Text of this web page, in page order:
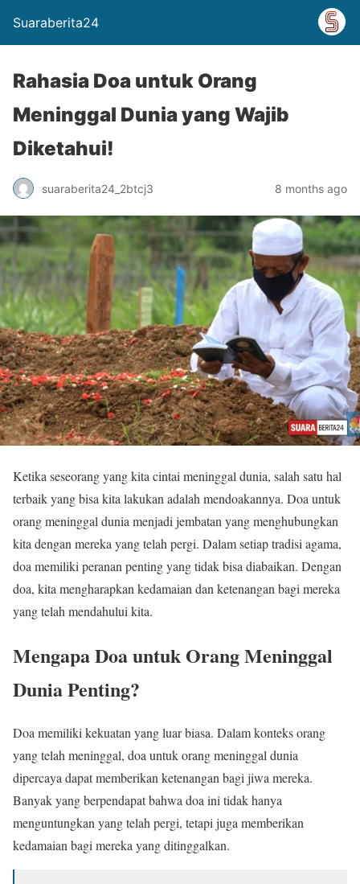
Suaraberita24
Rahasia Doa untuk Orang
Meninggal Dunia yang Wajib
Diketahui!
suaraberita24_2btcj3 8 months ago
Ketika seseorang yang kita cintai meninggal dunia, salah satu hal
terbaik yang bisa kita lakukan adalah mendoakannya. Doa untuk
orang meninggal dunia menjadi jembatan yang menghubungkan
kita dengan mereka yang telah pergi. Dalam setiap tradisi agama,
doa memiliki peranan penting yang tidak bisa diabaikan. Dengan
doa, kita mengharapkan kedamaian dan ketenangan bagi mereka
yang telah mendahului kita.
Mengapa Doa untuk Orang Meninggal
Dunia Penting?
Doa memiliki kekuatan yang luar biasa. Dalam konteks orang
yang telah meninggal, doa untuk orang meninggal dunia
dipercaya dapat memberikan ketenangan bagi jiwa mereka.
Banyak yang berpendapat bahwa doa ini tidak hanya
menguntungkan yang telah pergi, tetapi juga memberikan
kedamaian bagi mereka yang ditinggalkan.